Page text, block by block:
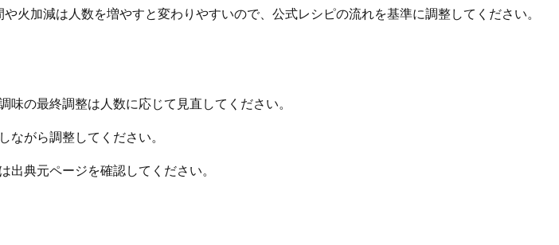
火加減は人数を増やすと変わりやすいので、公式レシピの流れを基準に調整してください。
の最終調整は人数に応じて見直してください。
ながら調整してください。
典元ページを確認してください。